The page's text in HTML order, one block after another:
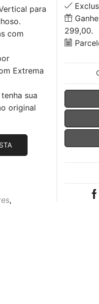
para
com
Extrema
sua
original
,
299,00.